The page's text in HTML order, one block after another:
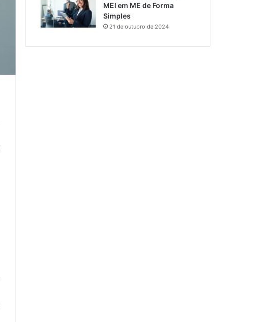
MEI em ME de Forma
Simples
21 de outubro de 2024